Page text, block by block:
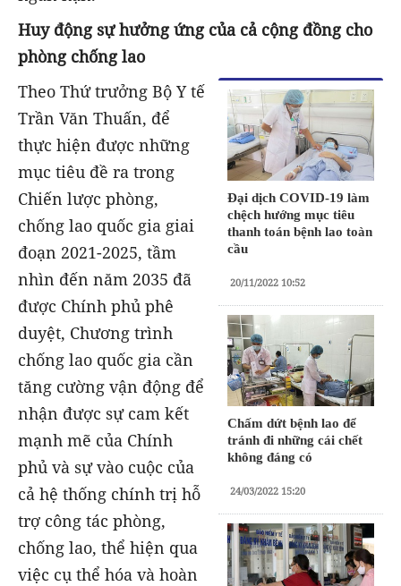
Huy động sự hưởng ứng của cả cộng đồng cho
phòng chống lao
Đại dịch COVID-19 làm
chệch hướng mục tiêu
thanh toán bệnh lao toàn
cầu
20/11/2022 10:52
Chấm dứt bệnh lao để
tránh đi những cái chết
không đáng có
24/03/2022 15:20
Theo Thứ trưởng Bộ Y tế
Trần Văn Thuấn, để
thực hiện được những
mục tiêu đề ra trong
Chiến lược phòng,
chống lao quốc gia giai
đoạn 2021-2025, tầm
nhìn đến năm 2035 đã
được Chính phủ phê
duyệt, Chương trình
chống lao quốc gia cần
tăng cường vận động để
nhận được sự cam kết
mạnh mẽ của Chính
phủ và sự vào cuộc của
cả hệ thống chính trị hỗ
trợ công tác phòng,
chống lao, thể hiện qua
việc cụ thể hóa và hoàn